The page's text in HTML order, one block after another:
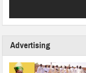
Advertising